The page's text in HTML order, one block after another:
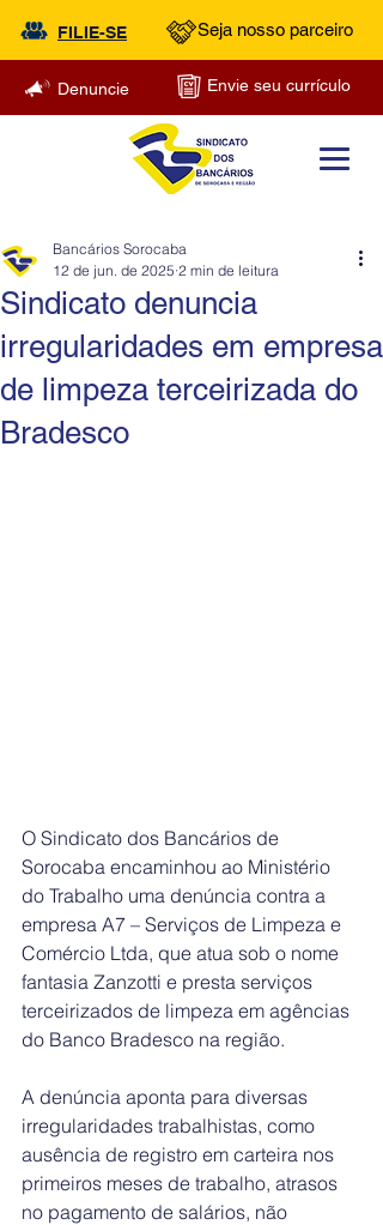
FILIE-SE Seja nosso parceiro
Denuncie Envie seu currículo
Sindicato denuncia
irregularidades em empresa
de limpeza terceirizada do
Bradesco
Bancários Sorocaba
12 de jun. de 2025 2 min de leitura
O Sindicato dos Bancários de
Sorocaba encaminhou ao Ministério
do Trabalho uma denúncia contra a
empresa A7 – Serviços de Limpeza e
Comércio Ltda, que atua sob o nome
fantasia Zanzotti e presta serviços
terceirizados de limpeza em agências
do Banco Bradesco na região.
A denúncia aponta para diversas
irregularidades trabalhistas, como
ausência de registro em carteira nos
primeiros meses de trabalho, atrasos
no pagamento de salários, não